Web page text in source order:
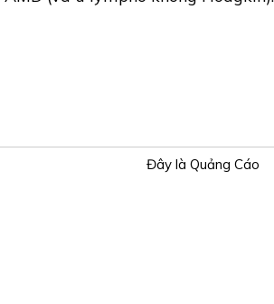
Đây là Quảng Cáo